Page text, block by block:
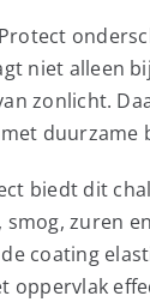
niet alleen
zonlicht.
biedt dit
zuren
coating
oppervlak